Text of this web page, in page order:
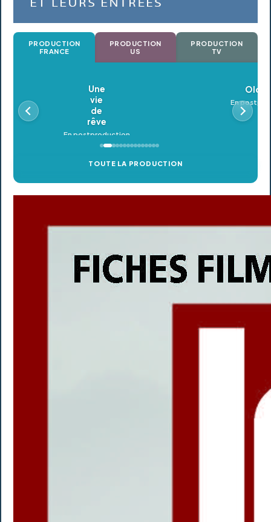
PRODUCTION
FRANCE
PRODUCTION
US
PRODUCTION
TV
Oldeupe
En postproduction
TOUTE LA PRODUCTION